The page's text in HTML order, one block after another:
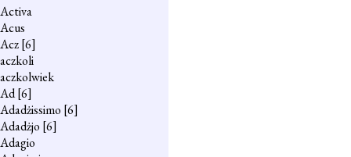
Activa
Acus
Acz[6]
aczkoli
aczkolwiek
Ad[6]
Adadżissimo [6]
Adadżjo [6]
Adagio